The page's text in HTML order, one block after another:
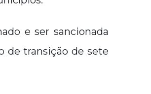
e ser sancionada
de transição de sete